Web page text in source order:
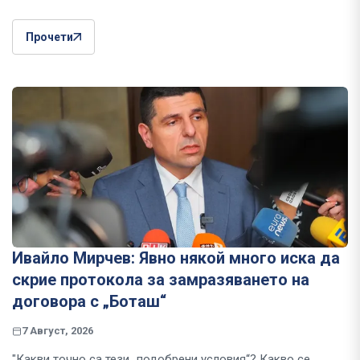
Прочети
Ивайло Мирчев: Явно някой много иска да
скрие протокола за замразяването на
договора с „Боташ“
7 Август, 2026